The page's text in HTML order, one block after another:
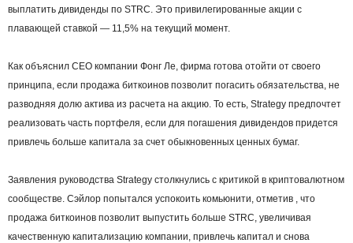
выплатить дивиденды по STRC. Это привилегированные акции с
плавающей ставкой — 11,5% на текущий момент.
Как объяснил CEO компании Фонг Ле, фирма готова отойти от своего
принципа, если продажа биткоинов позволит погасить обязательства, не
разводняя долю актива из расчета на акцию. То есть, Strategy предпочтет
реализовать часть портфеля, если для погашения дивидендов придется
привлечь больше капитала за счет обыкновенных ценных бумаг.
Заявления руководства Strategy столкнулись с критикой в криптовалютном
сообществе. Сэйлор попытался успокоить комьюнити, отметив , что
продажа биткоинов позволит выпустить больше STRC, увеличивая
качественную капитализацию компании, привлечь капитал и снова